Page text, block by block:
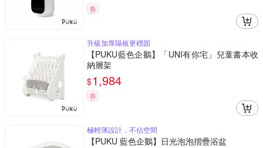
券
升級加厚隔板更穩固
【PUKU藍色企鵝】「UNI有你宅」兒童書本收
納層架
$1,984
券
極輕薄設計，不佔空間
【PUKU 藍色企鵝】日光泡泡摺疊浴盆